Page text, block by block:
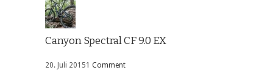
Canyon Spectral CF 9.0 EX
20. Juli 20151 Comment